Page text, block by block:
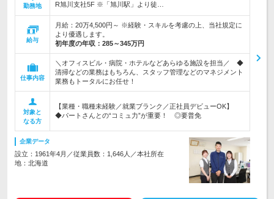
勤務地
R旭川支社5F ※「旭川駅」より徒…
給与
月給：20万4,500円～ ※経験・スキルを考慮の上、当社規定に
より優遇します。
初年度の年収： 285～345万円
仕事内容
＼オフィスビル・病院・ホテルなどあらゆる施設を担当／ ◆
清掃などの業務はもちろん、スタッフ管理などのマネジメント
業務もトータルにお任せ！
対象と
なる方
【業種・職種未経験／就業ブランク／正社員デビューOK】
◆パートさんとの“コミュ力”が重要！ ◎要普免
企業データ
設立：1961年4月／従業員数：1,646人／本社所在
地：北海道